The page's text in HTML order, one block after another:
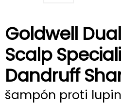
Goldwell
Scalp
Dandruff
šampón proti